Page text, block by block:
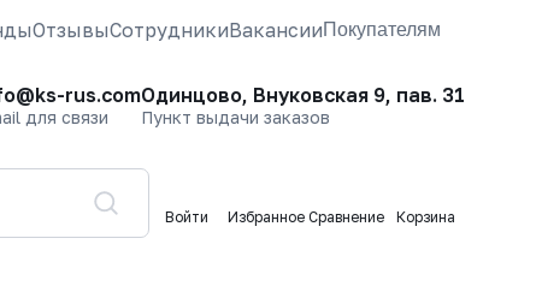
ОтзывыСотрудникиВакансииПокупателям
rus.com
для связи
Одинцово, Внуковская 9, пав. 31
Пункт выдачи заказов
Войти Избранное Сравнение Корзина